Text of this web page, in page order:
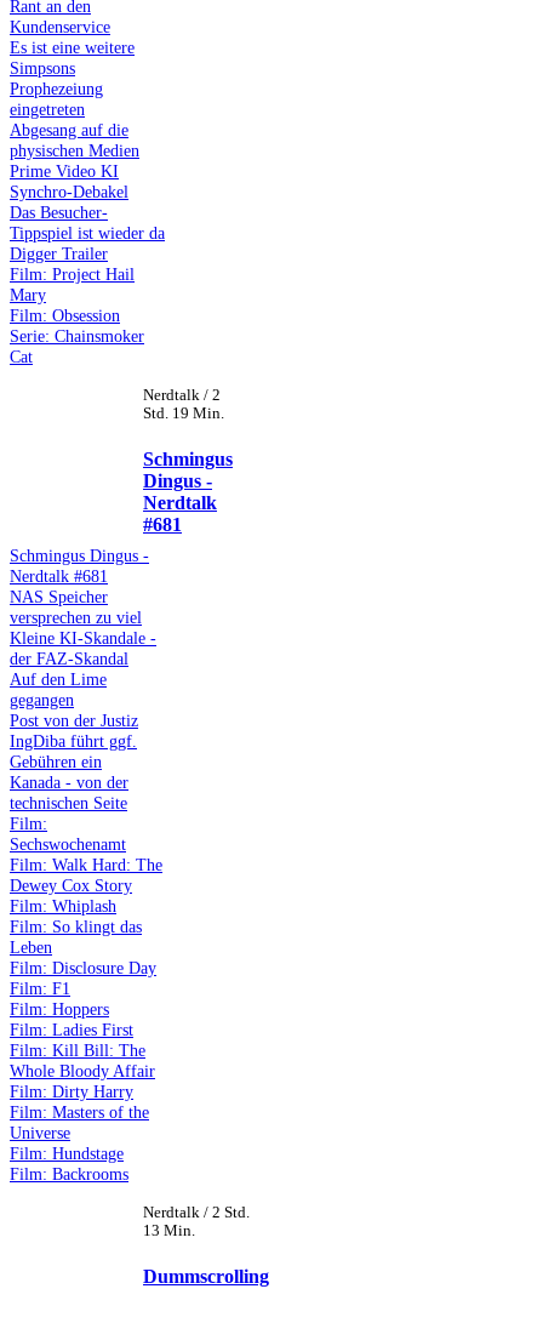
Rant an den
Kundenservice
Es ist eine weitere
Simpsons
Prophezeiung
eingetreten
Abgesang auf die
physischen Medien
Prime Video KI
Synchro-Debakel
Das Besucher-
Tippspiel ist wieder da
Digger Trailer
Film: Project Hail
Mary
Film: Obsession
Serie: Chainsmoker
Cat
Nerdtalk / 2
Std. 19 Min.
Schmingus
Dingus -
Nerdtalk
#681
Schmingus Dingus -
Nerdtalk #681
NAS Speicher
versprechen zu viel
Kleine KI-Skandale -
der FAZ-Skandal
Auf den Lime
gegangen
Post von der Justiz
IngDiba führt ggf.
Gebühren ein
Kanada - von der
technischen Seite
Film:
Sechswochenamt
Film: Walk Hard: The
Dewey Cox Story
Film: Whiplash
Film: So klingt das
Leben
Film: Disclosure Day
Film: F1
Film: Hoppers
Film: Ladies First
Film: Kill Bill: The
Whole Bloody Affair
Film: Dirty Harry
Film: Masters of the
Universe
Film: Hundstage
Film: Backrooms
Nerdtalk / 2 Std.
13 Min.
Dummscrolling